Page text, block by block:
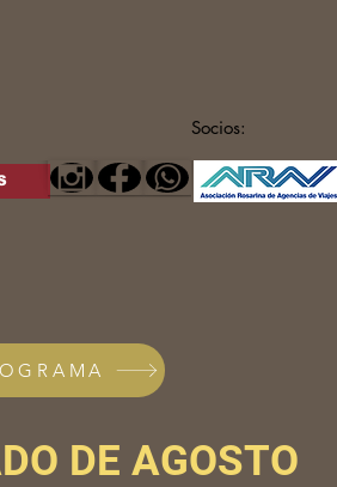
Socios:
DE AGOSTO